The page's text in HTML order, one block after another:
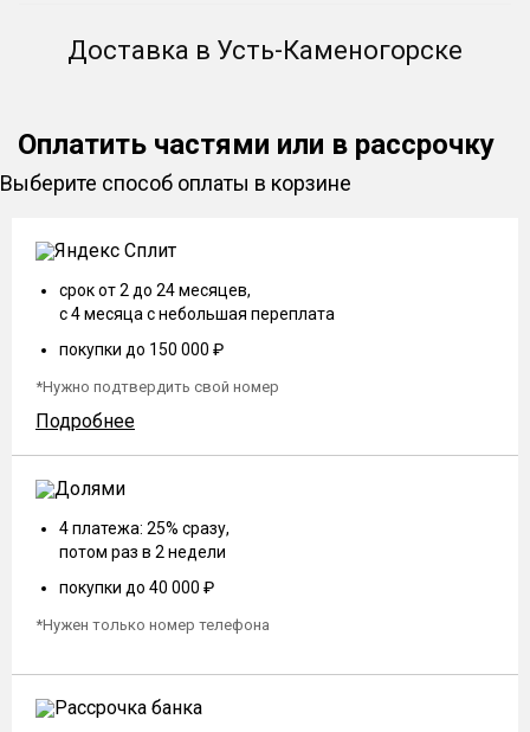
Доставка в Усть-Каменогорске
Оплатить частями или в рассрочку
Выберите способ оплаты в корзине
срок от 2 до 24 месяцев,
с 4 месяца с небольшая переплата
покупки до 150 000 ₽
*Нужно подтвердить свой номер
Подробнее
4 платежа: 25% сразу,
потом раз в 2 недели
покупки до 40 000 ₽
*Нужен только номер телефона